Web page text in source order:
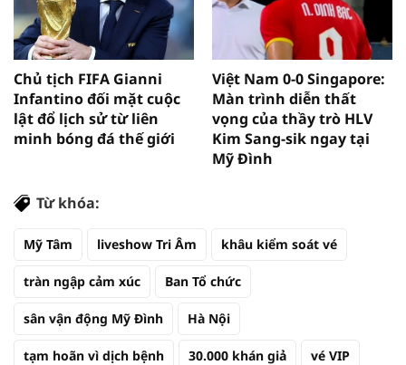
Chủ tịch FIFA Gianni
Infantino đối mặt cuộc
lật đổ lịch sử từ liên
minh bóng đá thế giới
Việt Nam 0-0 Singapore:
Màn trình diễn thất
vọng của thầy trò HLV
Kim Sang-sik ngay tại
Mỹ Đình
Từ khóa:
Mỹ Tâm liveshow Tri Âm khâu kiểm soát vé
tràn ngập cảm xúc Ban Tổ chức
sân vận động Mỹ Đình Hà Nội
tạm hoãn vì dịch bệnh 30.000 khán giả vé VIP